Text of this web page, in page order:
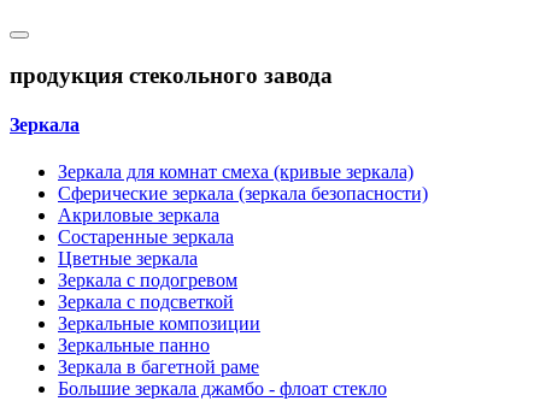
продукция стекольного завода
Зеркала
Зеркала для комнат смеха (кривые зеркала)
Сферические зеркала (зеркала безопасности)
Акриловые зеркала
Состаренные зеркала
Цветные зеркала
Зеркала с подогревом
Зеркала с подсветкой
Зеркальные композиции
Зеркальные панно
Зеркала в багетной раме
Большие зеркала джамбо - флоат стекло